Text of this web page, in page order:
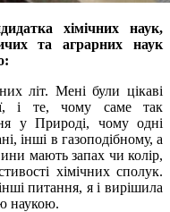
хімічних наук,
та аграрних наук
літ. Мені були цікаві
і те, чому саме так
у Природі, чому одні
інші в газоподібному, а
мають запах чи колір,
хімічних сполук.
питання, я і вирішила
наукою.